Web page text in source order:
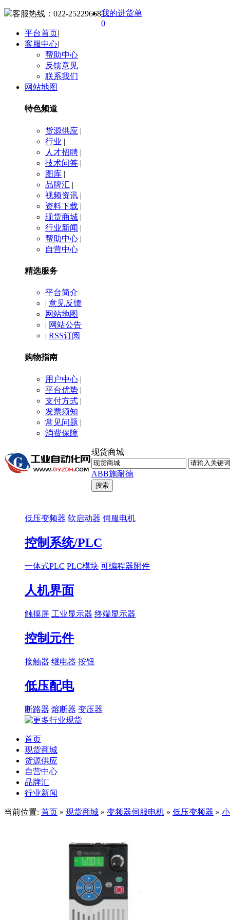
客服热线： 022-25229668我的进货单
0
平台首页|
客服中心|
帮助中心
反馈意见
联系我们
网站地图
特色频道
货源供应 |
行业 |
人才招聘 |
技术问答 |
图库 |
品牌汇 |
视频资讯 |
资料下载 |
现货商城 |
行业新闻 |
帮助中心 |
自营中心
精选服务
平台简介
| 意见反馈
网站地图
| 网站公告
| RSS订阅
购物指南
用户中心 |
平台优势 |
支付方式 |
发票须知
常见问题 |
消费保障
现货商城
ABB施耐德
低压变频器 软启动器 伺服电机
控制系统/PLC
一体式PLC PLC模块 可编程器附件
人机界面
触摸屏 工业显示器 终端显示器
控制元件
接触器 继电器 按钮
低压配电
断路器 熔断器 变压器
首页
现货商城
货源供应
自营中心
品牌汇
行业新闻
当前位置: 首页 » 现货商城 » 变频器伺服电机 » 低压变频器 »